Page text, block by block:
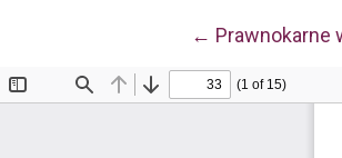
← Wróć do
Prawnokarne